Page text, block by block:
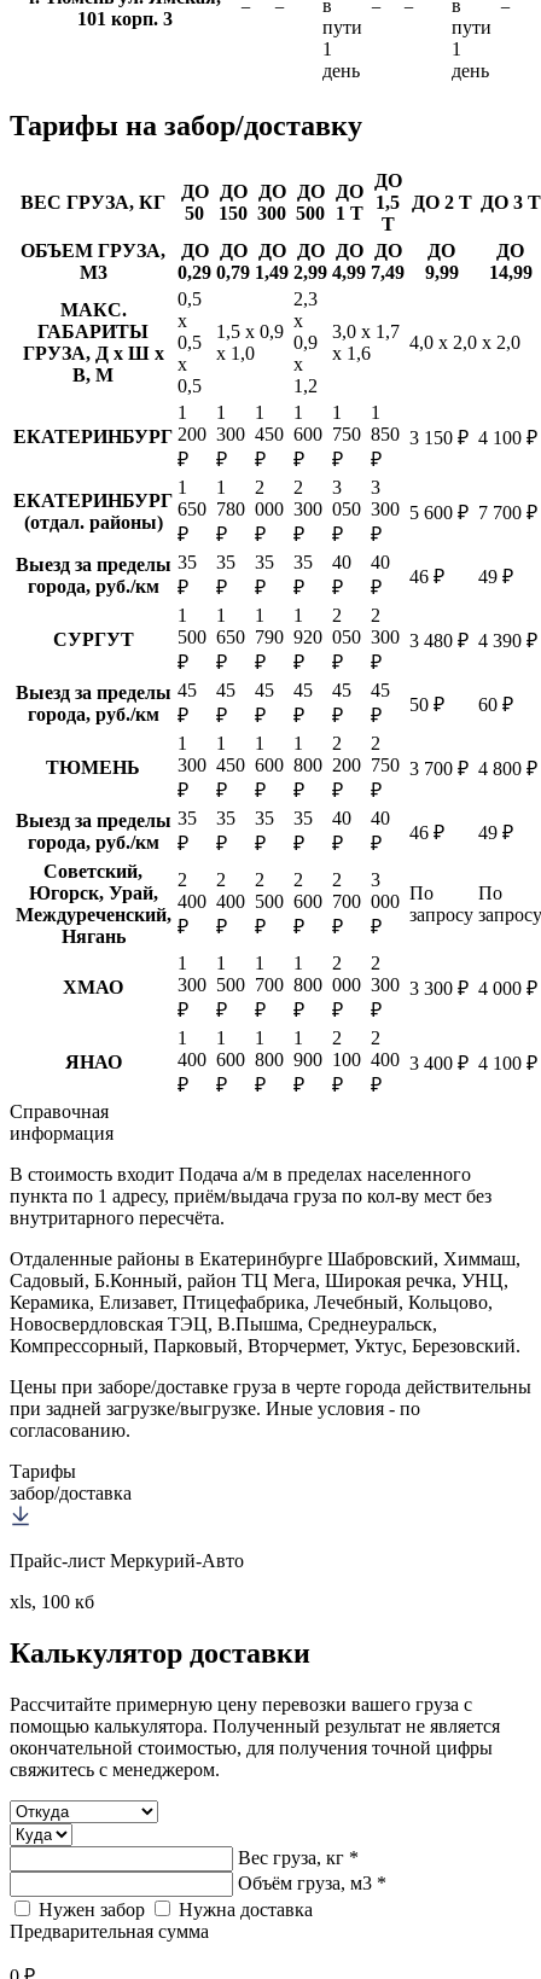
101 корп. 3
− −
в
пути
1
день
− −
в
пути
1
день
−
Тарифы на забор/доставку
ВЕС ГРУЗА, КГ
ДО
50
ДО
150
ДО
300
ДО
500
ДО
1 Т
ДО
1,5
Т
ДО 2 Т ДО 3 Т
ОБЪЕМ ГРУЗА,
М3
ДО
0,29
ДО
0,79
ДО
1,49
ДО
2,99
ДО
4,99
ДО
7,49
ДО
9,99
ДО
14,99
МАКС.
ГАБАРИТЫ
ГРУЗА, Д х Ш х
В, М
0,5
х
0,5
х
0,5
1,5 х 0,9
х 1,0
2,3
х
0,9
х
1,2
3,0 х 1,7
х 1,6
4,0 х 2,0 х 2,0
ЕКАТЕРИНБУРГ
1
200
₽
1
300
₽
1
450
₽
1
600
₽
1
750
₽
1
850
₽
3 150 ₽ 4 100 ₽
ЕКАТЕРИНБУРГ
(отдал. районы)
1
650
₽
1
780
₽
2
000
₽
2
300
₽
3
050
₽
3
300
₽
5 600 ₽ 7 700 ₽
Выезд за пределы
города, руб./км
35
₽
35
₽
35
₽
35
₽
40
₽
40
₽
46 ₽ 49 ₽
СУРГУТ
1
500
₽
1
650
₽
1
790
₽
1
920
₽
2
050
₽
2
300
₽
3 480 ₽ 4 390 ₽
Выезд за пределы
города, руб./км
45
₽
45
₽
45
₽
45
₽
45
₽
45
₽
50 ₽ 60 ₽
ТЮМЕНЬ
1
300
₽
1
450
₽
1
600
₽
1
800
₽
2
200
₽
2
750
₽
3 700 ₽ 4 800 ₽
Выезд за пределы
города, руб./км
35
₽
35
₽
35
₽
35
₽
40
₽
40
₽
46 ₽
49 ₽
Советский,
Югорск, Урай,
Междуреченский,
Нягань
2
400
₽
2
400
₽
2
500
₽
2
600
₽
2
700
₽
3
000
₽
По
запросу
По
запросу
ХМАО
1
300
₽
1
500
₽
1
700
₽
1
800
₽
2
000
₽
2
300
₽
3 300 ₽ 4 000 ₽
ЯНАО
1
400
₽
1
600
₽
1
800
₽
1
900
₽
2
100
₽
2
400
₽
3 400 ₽ 4 100 ₽
Справочная
информация
В стоимость входит Подача а/м в пределах населенного
пункта по 1 адресу, приём/выдача груза по кол-ву мест без
внутритарного пересчёта.
Отдаленные районы в Екатеринбурге Шабровский, Химмаш,
Садовый, Б.Конный, район ТЦ Мега, Широкая речка, УНЦ,
Керамика, Елизавет, Птицефабрика, Лечебный, Кольцово,
Новосвердловская ТЭЦ, В.Пышма, Среднеуральск,
Компрессорный, Парковый, Вторчермет, Уктус, Березовский.
Цены при заборе/доставке груза в черте города действительны
при задней загрузке/выгрузке. Иные условия - по
согласованию.
Тарифы
забор/доставка
Прайс-лист Меркурий-Авто
xls, 100 кб
Калькулятор доставки
Рассчитайте примерную цену перевозки вашего груза с
помощью калькулятора. Полученный результат не является
окончательной стоимостью, для получения точной цифры
свяжитесь с менеджером.
Вес груза, кг *
Объём груза, м3 *
Нужен забор
Нужна доставка
Предварительная сумма